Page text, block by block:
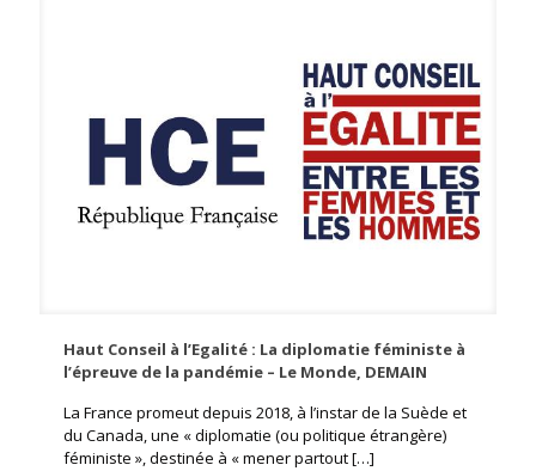
Haut Conseil à l’Egalité : La diplomatie féministe à
l’épreuve de la pandémie – Le Monde, DEMAIN
La France promeut depuis 2018, à l’instar de la Suède et
du Canada, une « diplomatie (ou politique étrangère)
féministe », destinée à « mener partout[…]